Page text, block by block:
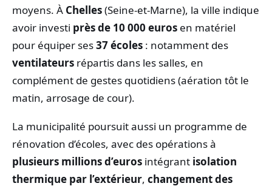
moyens. À Chelles(Seine-et-Marne), la ville indique
avoir investi près de 10 000 euros en matériel
pour équiper ses37 écoles : notamment des
ventilateurs répartis dans les salles, en
complément de gestes quotidiens (aération tôt le
matin, arrosage de cour).
La municipalité poursuit aussi un programme de
rénovation d’écoles, avec des opérations à
plusieurs millions d’euros intégrant isolation
thermique par l’extérieur, changement des